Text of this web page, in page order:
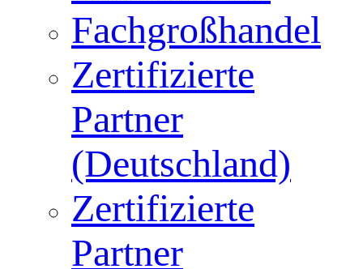
Fachgroßhandel
Zertifizierte
Partner
(Deutschland)
Zertifizierte
Partner